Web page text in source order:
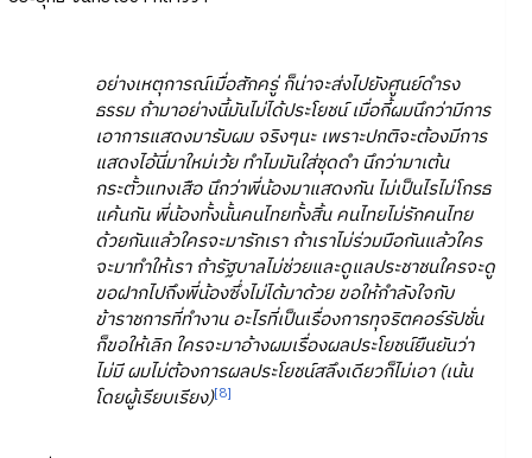
อย่างเหตุการณ์เมื่อสักครู่ ก็น่าจะส่งไปยังศูนย์ดำรง
ธรรม ถ้ามาอย่างนี้มันไม่ได้ประโยชน์ เมื่อกี้ผมนึกว่ามีการ
เอาการแสดงมารับผม จริงๆนะ เพราะปกติจะต้องมีการ
แสดงไอ้นี่มาใหม่เว้ย ทำไมมันใส่ชุดดำ นึกว่ามาเต้น
กระตั้วแทงเสือ นึกว่าพี่น้องมาแสดงกัน ไม่เป็นไรไม่โกรธ
แค้นกัน พี่น้องทั้งนั้นคนไทยทั้งสิ้น คนไทยไม่รักคนไทย
ด้วยกันแล้วใครจะมารักเรา ถ้าเราไม่ร่วมมือกันแล้วใคร
จะมาทำให้เรา ถ้ารัฐบาลไม่ช่วยและดูแลประชาชนใครจะดู
ขอฝากไปถึงพี่น้องซึ่งไม่ได้มาด้วย ขอให้กำลังใจกับ
ข้าราชการที่ทำงาน อะไรที่เป็นเรื่องการทุจริตคอร์รัปชั่น
ก็ขอให้เลิก ใครจะมาอ้างผมเรื่องผลประโยชน์ยืนยันว่า
ไม่มี ผมไม่ต้องการผลประโยชน์สลึงเดียวก็ไม่เอา (เน้น
โดยผู้เรียบเรียง)[8]